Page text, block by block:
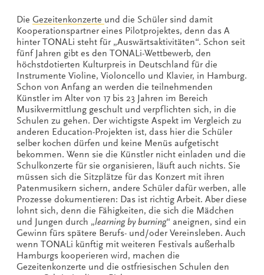
Die Gezeitenkonzerte und die Schüler sind damit
Kooperationspartner eines Pilotprojektes, denn das A
hinter TONALi steht für „Auswärtsaktivitäten“. Schon seit
fünf Jahren gibt es den TONALi-Wettbewerb, den
höchstdotierten Kulturpreis in Deutschland für die
Instrumente Violine, Violoncello und Klavier, in Hamburg.
Schon von Anfang an werden die teilnehmenden
Künstler im Alter von 17 bis 23 Jahren im Bereich
Musikvermittlung geschult und verpflichten sich, in die
Schulen zu gehen. Der wichtigste Aspekt im Vergleich zu
anderen Education-Projekten ist, dass hier die Schüler
selber kochen dürfen und keine Menüs aufgetischt
bekommen. Wenn sie die Künstler nicht einladen und die
Schulkonzerte für sie organisieren, läuft auch nichts. Sie
müssen sich die Sitzplätze für das Konzert mit ihren
Patenmusikern sichern, andere Schüler dafür werben, alle
Prozesse dokumentieren: Das ist richtig Arbeit. Aber diese
lohnt sich, denn die Fähigkeiten, die sich die Mädchen
und Jungen durch „learning by burning“ aneignen, sind ein
Gewinn fürs spätere Berufs- und/oder Vereinsleben. Auch
wenn TONALi künftig mit weiteren Festivals außerhalb
Hamburgs kooperieren wird, machen die
Gezeitenkonzerte und die ostfriesischen Schulen den